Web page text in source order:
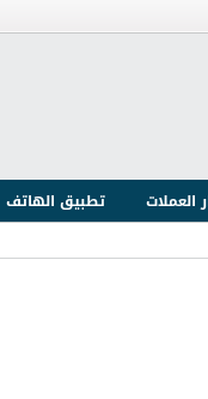
العملات تطبيق الهاتف